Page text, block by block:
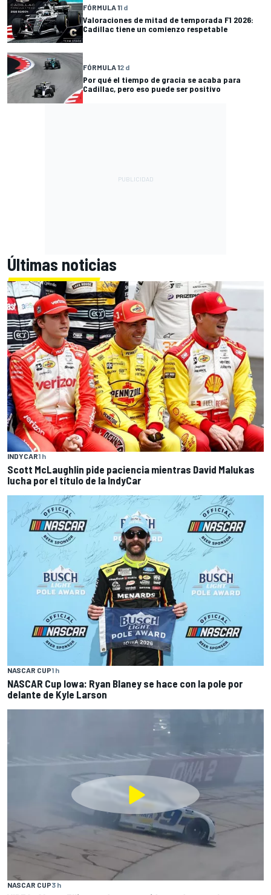
FÓRMULA 11 d
Valoraciones de mitad de temporada F1 2026:
Cadillac tiene un comienzo respetable
FÓRMULA 12 d
Por qué el tiempo de gracia se acaba para
Cadillac, pero eso puede ser positivo
Últimas noticias
INDYCAR1 h
Scott McLaughlin pide paciencia mientras David Malukas
lucha por el título de la IndyCar
NASCAR CUP1 h
NASCAR Cup Iowa: Ryan Blaney se hace con la pole por
delante de Kyle Larson
NASCAR CUP3 h